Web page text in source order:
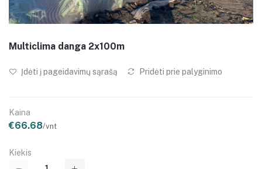
Multiclima danga 2x100m
Įdėti į pageidavimų sąrašą Pridėti prie palyginimo
Kaina
€66.68/vnt
Kiekis